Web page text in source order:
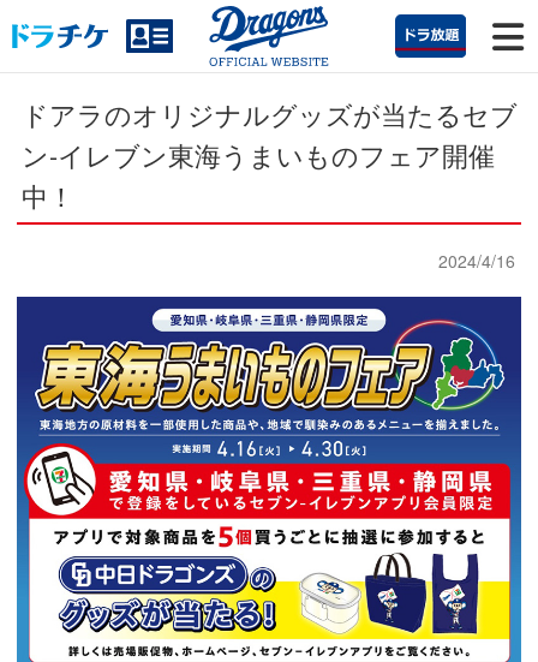
ドアラのオリジナルグッズが当たるセブ
ン-イレブン東海うまいものフェア開催
中！
2024/4/16